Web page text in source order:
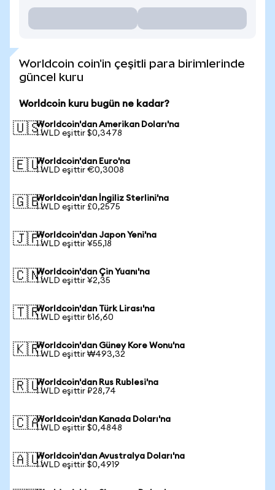
Worldcoin coin'in çeşitli para birimlerinde
güncel kuru
Worldcoin kuru bugün ne kadar?
🇺🇸Worldcoin'dan Amerikan Doları'na
1 WLD eşittir $0,3478
🇪🇺Worldcoin'dan Euro'na
1 WLD eşittir €0,3008
🇬🇧Worldcoin'dan İngiliz Sterlini'na
1 WLD eşittir £0,2575
🇯🇵Worldcoin'dan Japon Yeni'na
1 WLD eşittir ¥55,18
🇨🇳Worldcoin'dan Çin Yuanı'na
1 WLD eşittir ¥2,35
🇹🇷Worldcoin'dan Türk Lirası'na
1 WLD eşittir ₺16,60
🇰🇷Worldcoin'dan Güney Kore Wonu'na
1 WLD eşittir ₩493,32
🇷🇺Worldcoin'dan Rus Rublesi'na
1 WLD eşittir ₽28,74
🇨🇦Worldcoin'dan Kanada Doları'na
1 WLD eşittir $0,4848
🇦🇺Worldcoin'dan Avustralya Doları'na
1 WLD eşittir $0,4919